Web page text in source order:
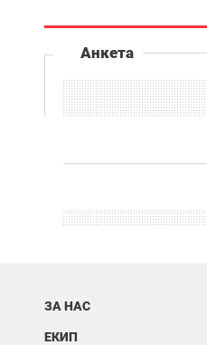
Анкета
ЗА НАС
ЕКИП